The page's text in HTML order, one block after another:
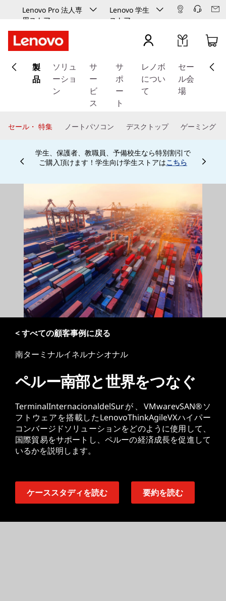
Lenovo Pro 法人専
用ストア
Lenovo 学生
ストア
イ
ン
ッ
製
品
ソリュ
ーショ
ン
サ
ー
ビ
ス
サ
ポ
ー
ト
レノボ
につい
て
セー
ル会
場
セール・ 特集 ノートパソコン デスクトップ ゲーミング
学生、保護者、教職員、予備校生なら特別割引で
ご購入頂けます！学生向け学生ストアはこちら
Currently displaying item 4 of
< すべての顧客事例に戻る
南ターミナルイネルナシオナル
ペルー南部と世界をつなぐ
TerminalInternacionaldelSurが、VMwarevSAN®ソ
フトウェアを搭載したLenovoThinkAgileVXハイパー
コンバージドソリューションをどのように使用して、
国際貿易をサポートし、ペルーの経済成長を促進して
いるかを説明します。
ケーススタディを読む 要約を読む